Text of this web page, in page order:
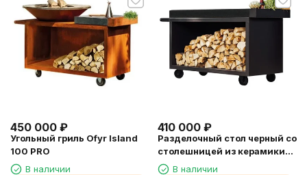
450 000 ₽
Угольный гриль Ofyr Island
100 PRO
В наличии
410 000 ₽
Разделочный стол черный со
столешницей из керамики
OFYR XL
В наличии